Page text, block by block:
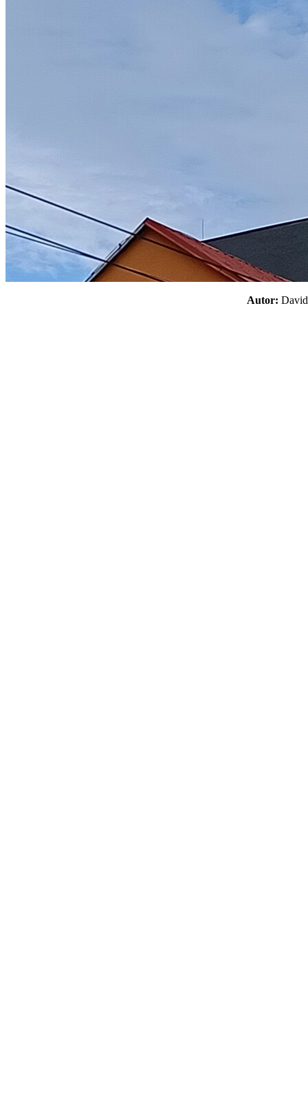
Autor: